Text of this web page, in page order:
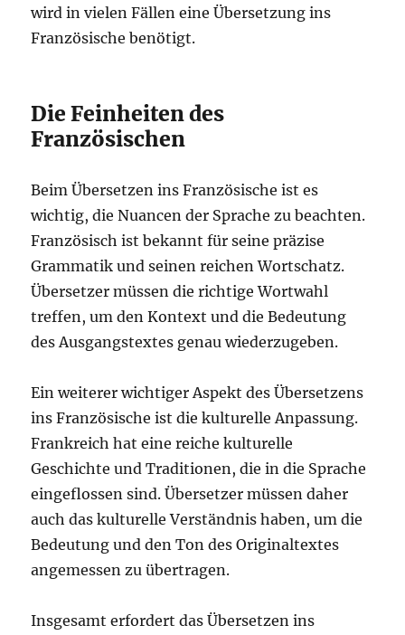
wird in vielen Fällen eine Übersetzung ins
Französische benötigt.
Die Feinheiten des
Französischen
Beim Übersetzen ins Französische ist es
wichtig, die Nuancen der Sprache zu beachten.
Französisch ist bekannt für seine präzise
Grammatik und seinen reichen Wortschatz.
Übersetzer müssen die richtige Wortwahl
treffen, um den Kontext und die Bedeutung
des Ausgangstextes genau wiederzugeben.
Ein weiterer wichtiger Aspekt des Übersetzens
ins Französische ist die kulturelle Anpassung.
Frankreich hat eine reiche kulturelle
Geschichte und Traditionen, die in die Sprache
eingeflossen sind. Übersetzer müssen daher
auch das kulturelle Verständnis haben, um die
Bedeutung und den Ton des Originaltextes
angemessen zu übertragen.
Insgesamt erfordert das Übersetzen ins